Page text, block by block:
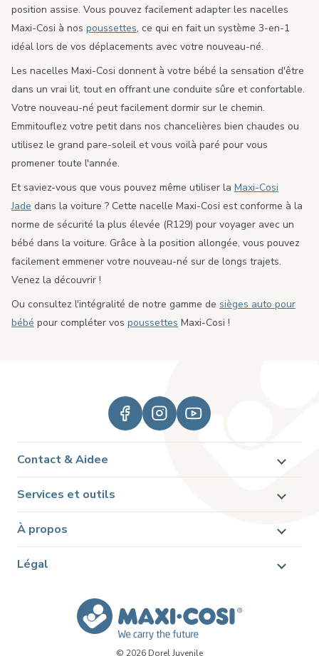
position assise. Vous pouvez facilement adapter les nacelles
Maxi-Cosi à nos poussettes, ce qui en fait un système 3-en-1
idéal lors de vos déplacements avec votre nouveau-né.
Les nacelles Maxi-Cosi donnent à votre bébé la sensation d'être
dans un vrai lit, tout en offrant une conduite sûre et confortable.
Votre nouveau-né peut facilement dormir sur le chemin.
Emmitouflez votre petit dans nos chancelières bien chaudes ou
utilisez le grand pare-soleil et vous voilà paré pour vous
promener toute l'année.
Et saviez-vous que vous pouvez même utiliser la Maxi-Cosi
Jade dans la voiture ? Cette nacelle Maxi-Cosi est conforme à la
norme de sécurité la plus élevée (R129) pour voyager avec un
bébé dans la voiture. Grâce à la position allongée, vous pouvez
facilement emmener votre nouveau-né sur de longs trajets.
Venez la découvrir !
Ou consultez l'intégralité de notre gamme de sièges auto pour
bébé pour compléter vos poussettes Maxi-Cosi !
Contact & Aidee
Services et outils
À propos
Légal
© 2026 Dorel Juvenile